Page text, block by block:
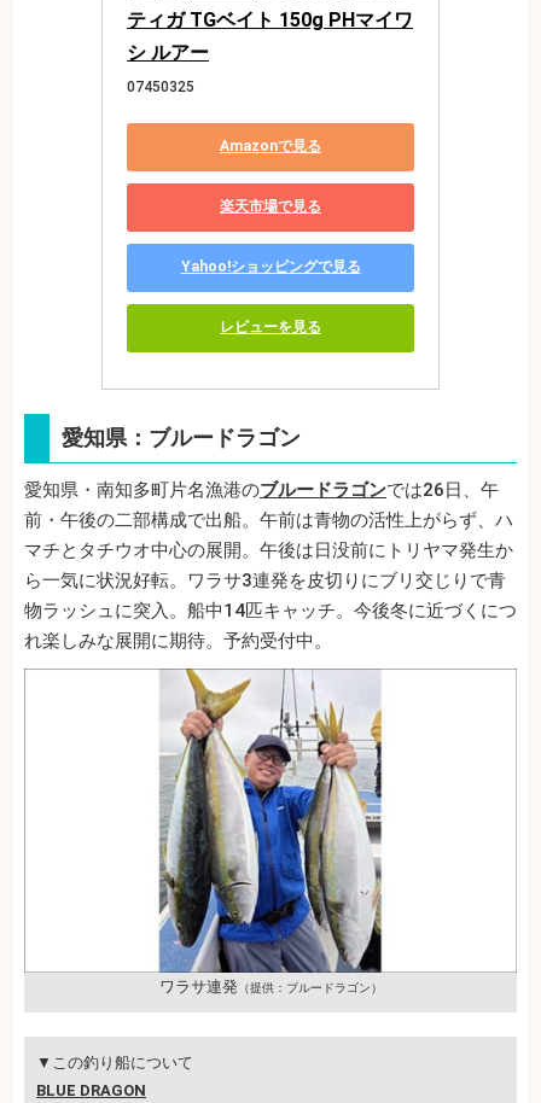
ティガ TGベイト 150g PHマイワ
シ ルアー
07450325
Amazonで見る
楽天市場で見る
Yahoo!ショッピングで見る
レビューを見る
愛知県：ブルードラゴン
愛知県・南知多町片名漁港のブルードラゴンでは26日、午
前・午後の二部構成で出船。午前は青物の活性上がらず、ハ
マチとタチウオ中心の展開。午後は日没前にトリヤマ発生か
ら一気に状況好転。ワラサ3連発を皮切りにブリ交じりで青
物ラッシュに突入。船中14匹キャッチ。今後冬に近づくにつ
れ楽しみな展開に期待。予約受付中。
ワラサ連発 （提供：ブルードラゴン）
▼この釣り船について
BLUE DRAGON